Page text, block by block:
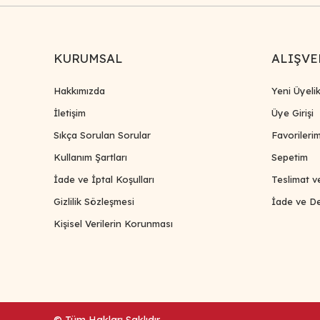
KURUMSAL
Hakkımızda
İletişim
Sıkça Sorulan Sorular
Kullanım Şartları
İade ve İptal Koşulları
Gizlilik Sözleşmesi
Kişisel Verilerin Korunması
Yeni Üyelik
Üye Girişi
Favorilerim
Sepetim
Teslimat
İade ve